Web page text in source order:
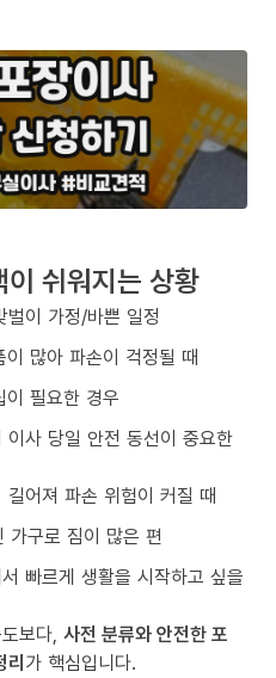
쉬워지는 상황
이 가정/바쁜 일정
이 많아 파손이 걱정될 때
이 필요한 경우
사 당일 안전 동선이 중요한
어져 파손 위험이 커질 때
구로 짐이 많은 편
빠르게 생활을 시작하고 싶을
보다, 사전 분류와 안전한 포
리가 핵심입니다.